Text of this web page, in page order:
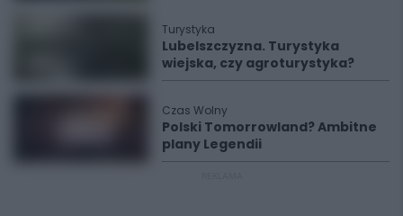
Turystyka
Lubelszczyzna. Turystyka
wiejska, czy agroturystyka?
Czas Wolny
Polski Tomorrowland? Ambitne
plany Legendii